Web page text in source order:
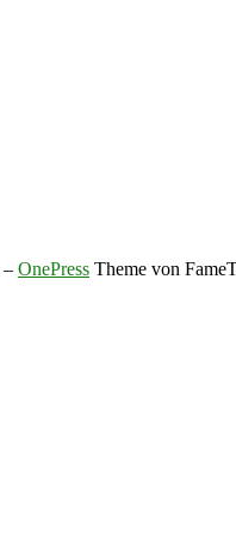
– OnePress Theme von